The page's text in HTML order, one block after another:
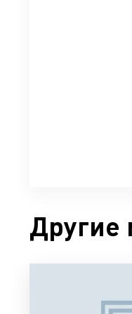
Другие